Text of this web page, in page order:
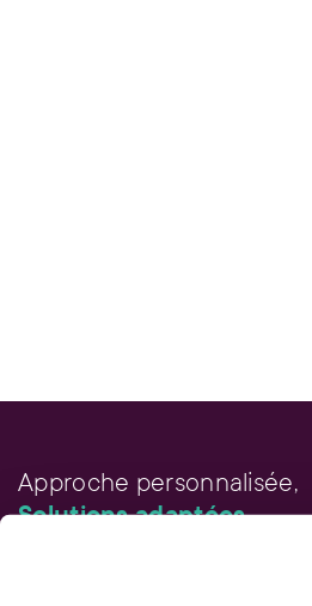
Approche personnalisée,
Solutions adaptées.